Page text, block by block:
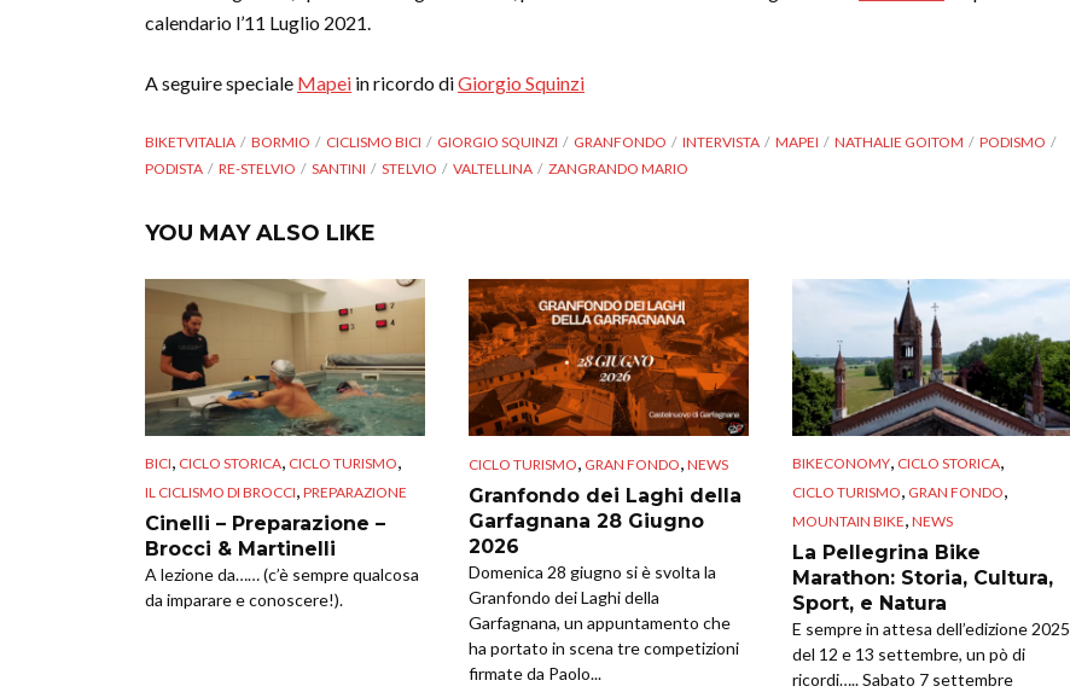
calendario l’11 Luglio 2021.
A seguire speciale Mapei in ricordo diGiorgio Squinzi
BIKETVITALIA BORMIO CICLISMO BICI GIORGIO SQUINZI GRANFONDO INTERVISTA MAPEI NATHALIE GOITOM
PODISMO
PODISTA
RE-STELVIO SANTINI STELVIO VALTELLINA ZANGRANDO MARIO
YOU MAY ALSO LIKE
BICI, CICLO STORICA, CICLO TURISMO,
IL CICLISMO DI BROCCI, PREPARAZIONE
Cinelli – Preparazione –
Brocci & Martinelli
A lezione da…… (c’è sempre qualcosa
da imparare e conoscere!).
CICLO TURISMO, GRAN FONDO, NEWS
Granfondo dei Laghi della
Garfagnana 28 Giugno
2026
Domenica 28 giugno si è svolta la
Granfondo dei Laghi della
Garfagnana, un appuntamento che
ha portato in scena tre competizioni
firmate da Paolo...
BIKECONOMY, CICLO STORICA,
CICLO TURISMO, GRAN FONDO,
MOUNTAIN BIKE, NEWS
La Pellegrina Bike
Marathon: Storia, Cultura,
Sport, e Natura
E sempre in attesa dell’edizione 2025
del 12 e 13 settembre, un pò di
ricordi….. Sabato 7 settembre